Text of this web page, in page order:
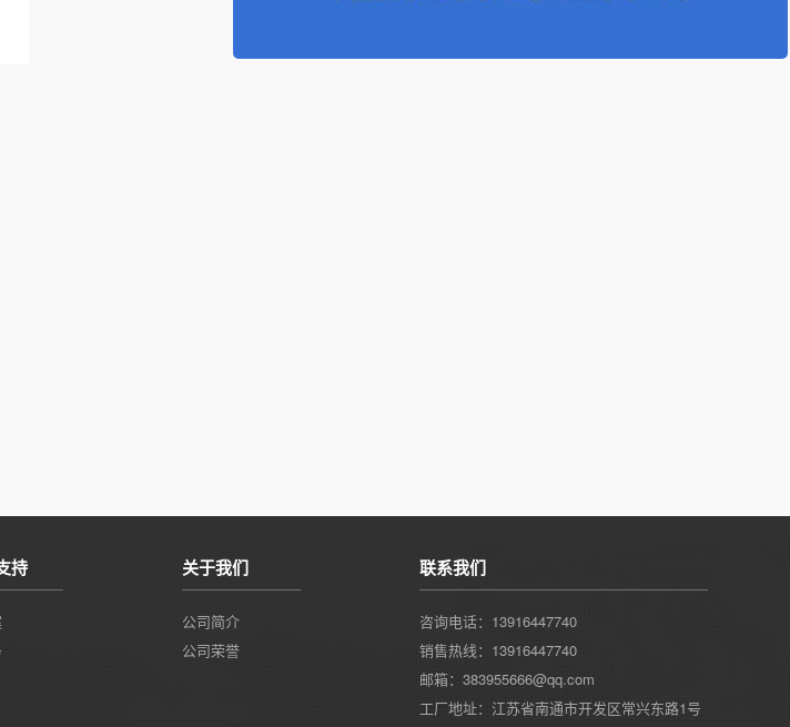
持 关于我们
公司简介
公司荣誉
联系我们
咨询电话：13916447740
销售热线：13916447740
邮箱：383955666@qq.com
工厂地址：江苏省南通市开发区常兴东路1号